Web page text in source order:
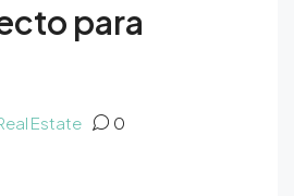
para
Estate 0